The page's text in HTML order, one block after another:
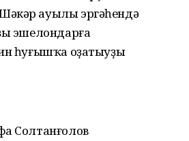
ауылы эргәһендә
эшелондарға
һуғышҡа оҙатыуҙың
Солтанғолов